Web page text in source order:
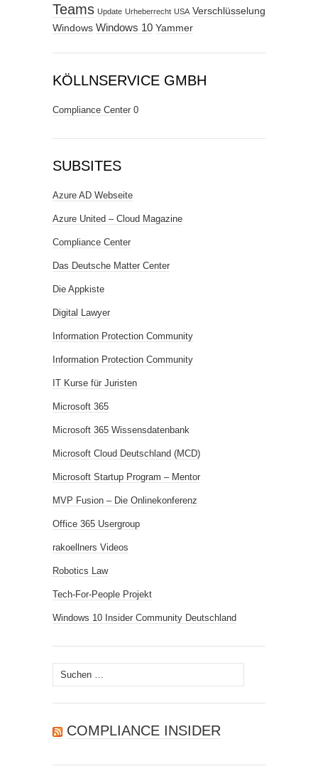
Teams Update Urheberrecht USA Verschlüsselung
Windows Windows 10 Yammer
KÖLLNSERVICE GMBH
Compliance Center 0
SUBSITES
Azure AD Webseite
Azure United – Cloud Magazine
Compliance Center
Das Deutsche Matter Center
Die Appkiste
Digital Lawyer
Information Protection Community
Information Protection Community
IT Kurse für Juristen
Microsoft 365
Microsoft 365 Wissensdatenbank
Microsoft Cloud Deutschland (MCD)
Microsoft Startup Program – Mentor
MVP Fusion – Die Onlinekonferenz
Office 365 Usergroup
rakoellners Videos
Robotics Law
Tech-For-People Projekt
Windows 10 Insider Community Deutschland
Suchen
nach:
COMPLIANCE INSIDER